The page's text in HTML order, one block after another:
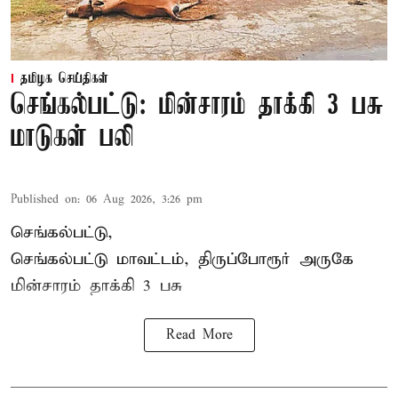
தமிழக செய்திகள்
செங்கல்பட்டு: மின்சாரம் தாக்கி 3 பசு
மாடுகள் பலி
Published on: 06 Aug 2026, 3:26 pm
செங்கல்பட்டு,
செங்கல்பட்டு மாவட்டம், திருப்போரூர் அருகே
மின்சாரம் தாக்கி 3 பசு
Read More